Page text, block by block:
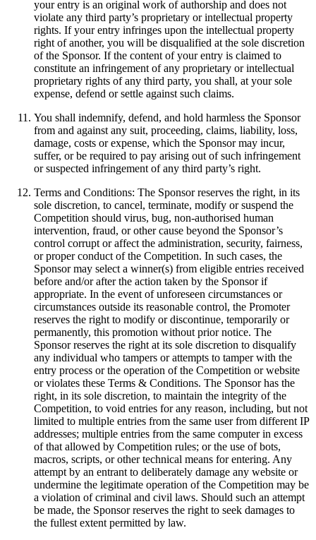
your entry is an original work of authorship and does not
violate any third party’s proprietary or intellectual property
rights. If your entry infringes upon the intellectual property
right of another, you will be disqualified at the sole discretion
of the Sponsor. If the content of your entry is claimed to
constitute an infringement of any proprietary or intellectual
proprietary rights of any third party, you shall, at your sole
expense, defend or settle against such claims.
You shall indemnify, defend, and hold harmless the Sponsor
from and against any suit, proceeding, claims, liability, loss,
damage, costs or expense, which the Sponsor may incur,
suffer, or be required to pay arising out of such infringement
or suspected infringement of any third party’s right.
Terms and Conditions: The Sponsor reserves the right, in its
sole discretion, to cancel, terminate, modify or suspend the
Competition should virus, bug, non-authorised human
intervention, fraud, or other cause beyond the Sponsor’s
control corrupt or affect the administration, security, fairness,
or proper conduct of the Competition. In such cases, the
Sponsor may select a winner(s) from eligible entries received
before and/or after the action taken by the Sponsor if
appropriate. In the event of unforeseen circumstances or
circumstances outside its reasonable control, the Promoter
reserves the right to modify or discontinue, temporarily or
permanently, this promotion without prior notice. The
Sponsor reserves the right at its sole discretion to disqualify
any individual who tampers or attempts to tamper with the
entry process or the operation of the Competition or website
or violates these Terms & Conditions. The Sponsor has the
right, in its sole discretion, to maintain the integrity of the
Competition, to void entries for any reason, including, but not
limited to multiple entries from the same user from different IP
addresses; multiple entries from the same computer in excess
of that allowed by Competition rules; or the use of bots,
macros, scripts, or other technical means for entering. Any
attempt by an entrant to deliberately damage any website or
undermine the legitimate operation of the Competition may be
a violation of criminal and civil laws. Should such an attempt
be made, the Sponsor reserves the right to seek damages to
the fullest extent permitted by law.